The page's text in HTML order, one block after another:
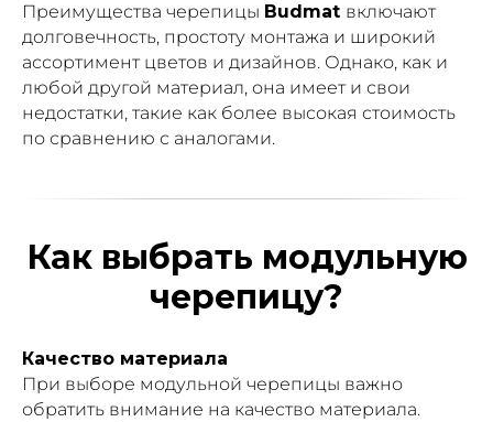
Преимущества черепицы Budmat включают
долговечность, простоту монтажа и широкий
ассортимент цветов и дизайнов. Однако, как и
любой другой материал, она имеет и свои
недостатки, такие как более высокая стоимость
по сравнению с аналогами.
Как выбрать модульную
черепицу?
Качество материала
При выборе модульной черепицы важно
обратить внимание на качество материала.